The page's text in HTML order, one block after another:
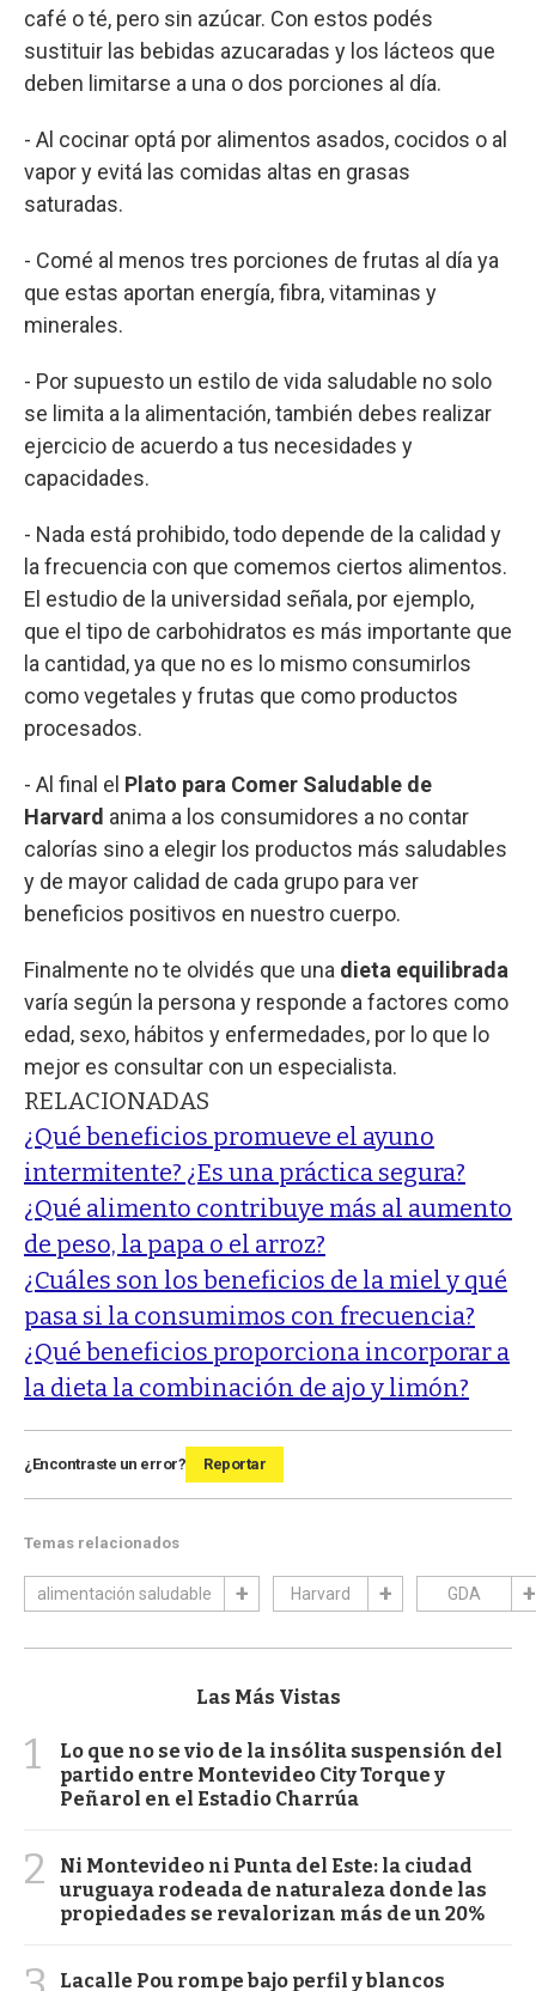
café o té, pero sin azúcar. Con estos podés
sustituir las bebidas azucaradas y los lácteos que
deben limitarse a una o dos porciones al día.
- Al cocinar optá por alimentos asados, cocidos o al
vapor y evitá las comidas altas en grasas
saturadas.
- Comé al menos tres porciones de frutas al día ya
que estas aportan energía, fibra, vitaminas y
minerales.
- Por supuesto un estilo de vida saludable no solo
se limita a la alimentación, también debes realizar
ejercicio de acuerdo a tus necesidades y
capacidades.
- Nada está prohibido, todo depende de la calidad y
la frecuencia con que comemos ciertos alimentos.
El estudio de la universidad señala, por ejemplo,
que el tipo de carbohidratos es más importante que
la cantidad, ya que no es lo mismo consumirlos
como vegetales y frutas que como productos
procesados.
- Al final el Plato para Comer Saludable de
Harvard anima a los consumidores a no contar
calorías sino a elegir los productos más saludables
y de mayor calidad de cada grupo para ver
beneficios positivos en nuestro cuerpo.
Finalmente no te olvidés que una dieta equilibrada
varía según la persona y responde a factores como
edad, sexo, hábitos y enfermedades, por lo que lo
mejor es consultar con un especialista.
RELACIONADAS
¿Qué beneficios promueve el ayuno
intermitente? ¿Es una práctica segura?
¿Qué alimento contribuye más al aumento
de peso, la papa o el arroz?
¿Cuáles son los beneficios de la miel y qué
pasa si la consumimos con frecuencia?
¿Qué beneficios proporciona incorporar a
la dieta la combinación de ajo y limón?
¿Encontraste un error? Reportar
Temas relacionados
alimentación saludable Harvard GDA
Las Más Vistas
1
Lo que no se vio de la insólita suspensión del
partido entre Montevideo City Torque y
Peñarol en el Estadio Charrúa
2
Ni Montevideo ni Punta del Este: la ciudad
uruguaya rodeada de naturaleza donde las
propiedades se revalorizan más de un 20%
Lacalle Pou rompe bajo perfil y blancos